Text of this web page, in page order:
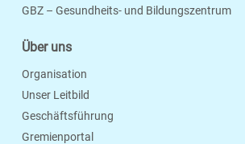
GBZ – Gesundheits- und Bildungszentrum
Über uns
Organisation
Unser Leitbild
Geschäftsführung
Gremienportal